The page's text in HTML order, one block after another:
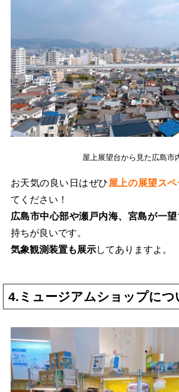
屋上展望台から見た広島市
お天気の良い日はぜひ屋上の展望スペ
てください！
広島市中心部や瀬戸内海、宮島が一望
持ちが良いです。
気象観測装置も展示してありますよ。
4.ミュージアムショップにつ